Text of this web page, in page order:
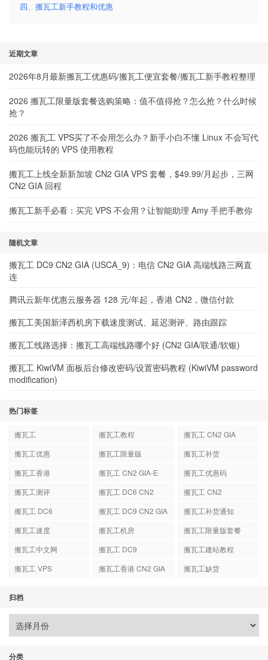
四、搬瓦工新手教程和优惠
近期文章
2026年8月最新搬瓦工优惠码/搬瓦工便宜套餐/搬瓦工新手教程整理
2026 搬瓦工限量版套餐选购策略：值不值得抢？怎么抢？什么时候
抢？
2026 搬瓦工 VPS买了不会用怎么办？新手小白不懂 Linux 不会写代
码也能玩转的 VPS 使用教程
搬瓦工上线全新新加坡 CN2 GIA VPS 套餐，$49.99/月起步，三网
CN2 GIA 回程
搬瓦工新手必看：买完 VPS 不会用？让智能助理 Amy 手把手教你
随机文章
搬瓦工 DC9 CN2 GIA (USCA_9)：电信 CN2 GIA 高端线路三网直
连
腾讯云新年优惠云服务器 128 元/年起，香港 CN2，微信付款
搬瓦工美国新泽西机房下载速度测试、延迟测评、路由跟踪
搬瓦工线路选择：搬瓦工高端线路哪个好 (CN2 GIA/联通/软银)
搬瓦工 KiwiVM 面板后台修改密码/设置密码教程 (KiwiVM password
modification)
热门标签
搬瓦工 搬瓦工教程
搬瓦工 CN2 GIA
搬瓦工优惠
搬瓦工限量版
搬瓦工补货
搬瓦工香港
搬瓦工 CN2 GIA-E
搬瓦工优惠码
搬瓦工测评
搬瓦工 DC6 CN2
搬瓦工 CN2
搬瓦工 DC6
搬瓦工 DC9 CN2 GIA
搬瓦工补货通知
搬瓦工速度
搬瓦工机房
搬瓦工限量版套餐
搬瓦工中文网
搬瓦工 DC9
搬瓦工建站教程
搬瓦工 VPS
搬瓦工香港 CN2 GIA 搬瓦工缺货
归档
分类